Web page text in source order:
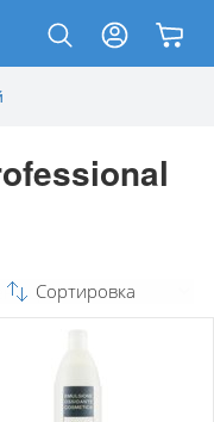
Сортировка